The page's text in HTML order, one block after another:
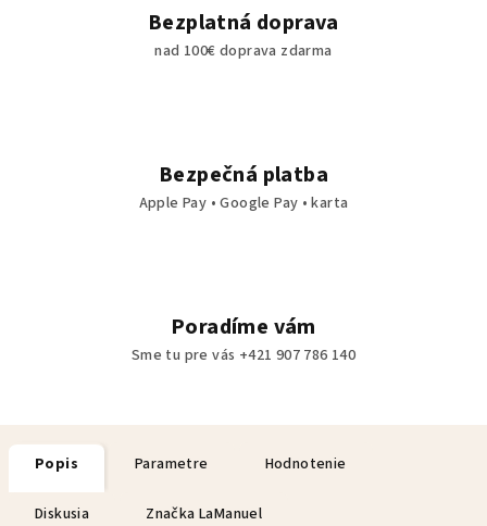
Bezplatná doprava
nad 100€ doprava zdarma
Bezpečná platba
Apple Pay • Google Pay • karta
Poradíme vám
Sme tu pre vás +421 907 786 140
Popis Parametre Hodnotenie
Diskusia Značka LaManuel